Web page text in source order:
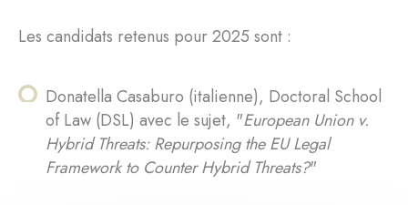
Les candidats retenus pour 2025 sont :
Donatella Casaburo (italienne), Doctoral School
of Law (DSL) avec le sujet, "European Union v.
Hybrid Threats: Repurposing the EU Legal
Framework to Counter Hybrid Threats?"